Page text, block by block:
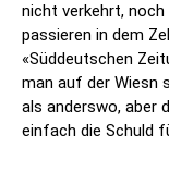
nicht verkehrt,
passieren in dem
«Süddeutschen
man auf der Wiesn
als anderswo, aber
einfach die Schuld